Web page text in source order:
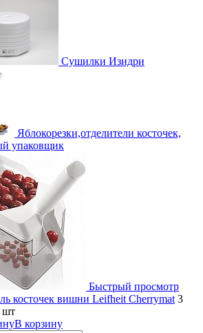
Сушилки Изидри
Яблокорезки,отделители косточек,
упаковщик
Быстрый просмотр
косточек вишни Leifheit Cherrymat 3
шт
В корзину